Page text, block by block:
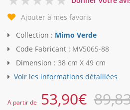
Ajouter à mes favoris
Collection : Mimo Verde
Code Fabricant : MV5065-88
Dimension : 38 cm X 49 cm
Voir les informations détaillées
A partir de 53,90€